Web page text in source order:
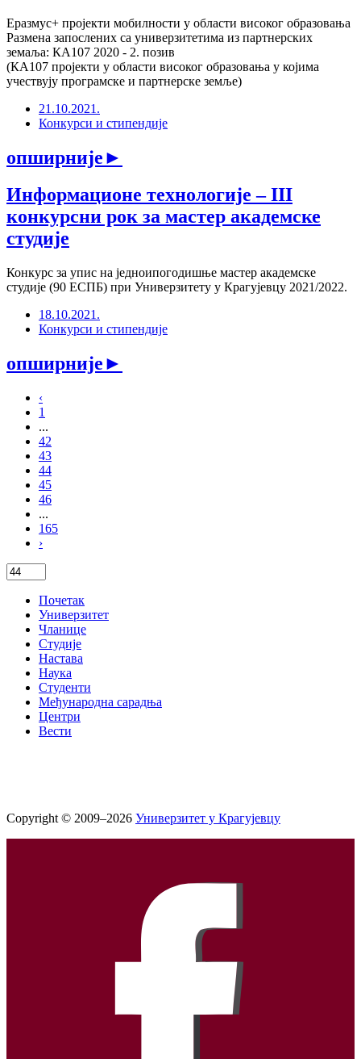
Еразмус+ пројекти мобилности у области високог образовања
Размена запослених са универзитетима из партнерских
земаља: КА107 2020 - 2. позив
(КА107 пројекти у области високог образовања у којима
учествују програмске и партнерске земље)
21.10.2021.
Конкурси и стипендије
опширније►
Информационе технологије – III
конкурсни рок за мастер академске
студије
Конкурс за упис на једноипогодишње мастер академске
студије (90 ЕСПБ) при Универзитету у Крагујевцу 2021/2022.
18.10.2021.
Конкурси и стипендије
опширније►
‹
1
...
42
43
44
45
46
...
165
›
Почетак
Универзитет
Чланице
Студије
Настава
Наука
Студенти
Међународна сарадња
Центри
Вести
Copyright © 2009–2026 Универзитет у Крагујевцу